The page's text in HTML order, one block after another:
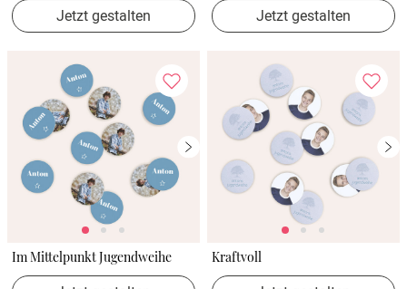
Jetzt gestalten Jetzt gestalten
Im Mittelpunkt Jugendweihe Kraftvoll